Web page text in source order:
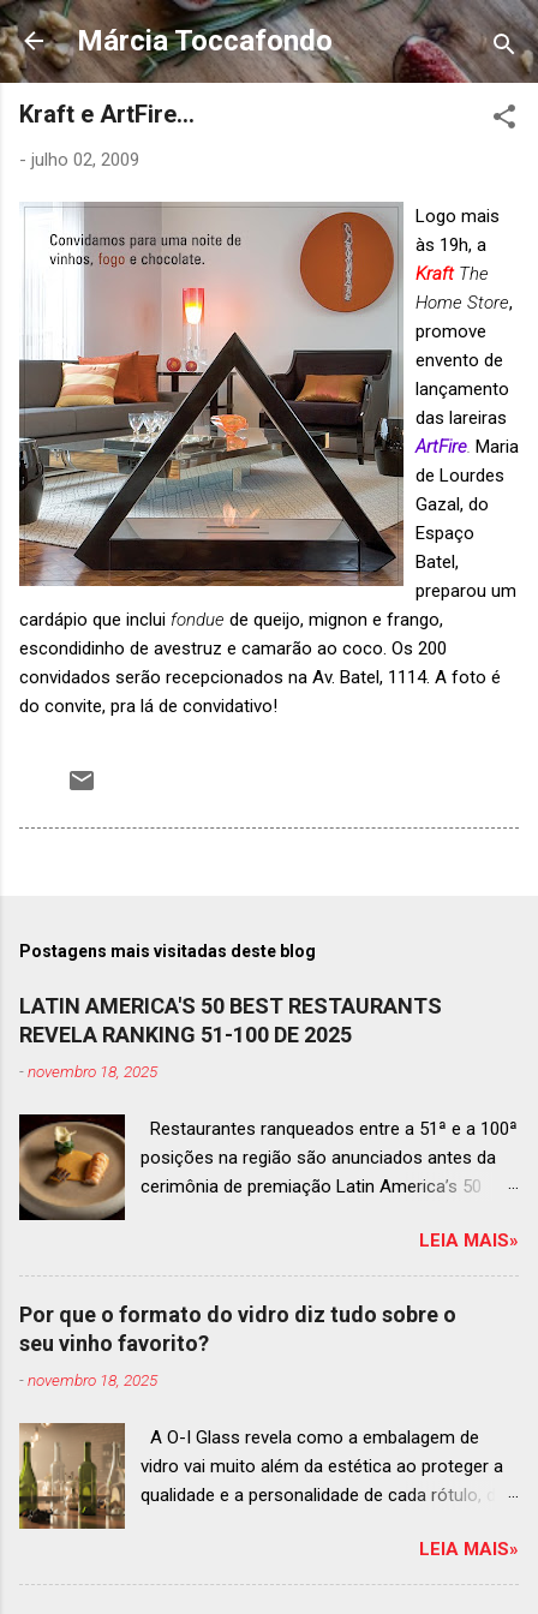
Pular para o conteúdo principal
Márcia Toccafondo
Kraft e ArtFire...
- julho 02, 2009
Logo mais
às 19h, a
Kraft The
Home Store,
promove
envento de
lançamento
das lareiras
ArtFire Maria
de Lourdes
Gazal, do
Espaço
Batel,
preparou um
cardápio que inclui fondue de queijo, mignon e frango,
escondidinho de avestruz e camarão ao coco. Os 200
convidados serão recepcionados na Av. Batel, 1114. A foto é
do convite, pra lá de convidativo!
Postagens mais visitadas deste blog
LATIN AMERICA'S 50 BEST RESTAURANTS
REVELA RANKING 51-100 DE 2025
-novembro 18, 2025
Restaurantes ranqueados entre a 51ª e a 100ª
posições na região são anunciados antes da
cerimônia de premiação Latin America’s 50
de dezembro em Antígua, Guatemala
Prato do Origem, o brasileiro mais
bem ranqueado na lista estendida O Latin
America’s 50 Best Restaurants anunciou hoje a
ranqueados nas posições No.51 a No.100,em
diversificado da gastronomia de toda a região.
A lista expandida demonstra o empenho da
organização em reconhecer um espectro mais
palco para a grande revelação da premiação do
Latin America’s 50 Best Restaurants 2025,
LEIA MAIS»
Por que o formato do vidro diz tudo sobre o
seu vinho favorito?
-novembro 18, 2025
A O-I Glass revela como a embalagem de
vidro vai muito além da estética ao proteger a
qualidade e a personalidade de cada rótulo, do
O mercado brasileiro de vinhos permanece
aquecido e em franca ascensão. Enquanto o
LEIA MAIS»